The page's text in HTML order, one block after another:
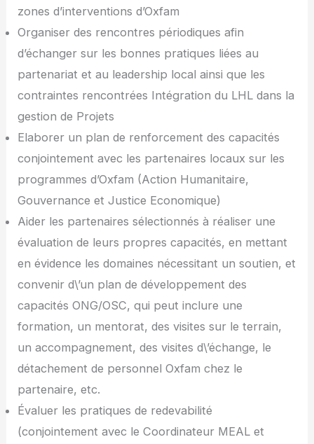
zones d’interventions d’Oxfam
Organiser des rencontres périodiques afin
d’échanger sur les bonnes pratiques liées au
partenariat et au leadership local ainsi que les
contraintes rencontrées Intégration du LHL dans la
gestion de Projets
Elaborer un plan de renforcement des capacités
conjointement avec les partenaires locaux sur les
programmes d’Oxfam (Action Humanitaire,
Gouvernance et Justice Economique)
Aider les partenaires sélectionnés à réaliser une
évaluation de leurs propres capacités, en mettant
en évidence les domaines nécessitant un soutien, et
convenir d\’un plan de développement des
capacités ONG/OSC, qui peut inclure une
formation, un mentorat, des visites sur le terrain,
un accompagnement, des visites d\’échange, le
détachement de personnel Oxfam chez le
partenaire, etc.
Évaluer les pratiques de redevabilité
(conjointement avec le Coordinateur MEAL et